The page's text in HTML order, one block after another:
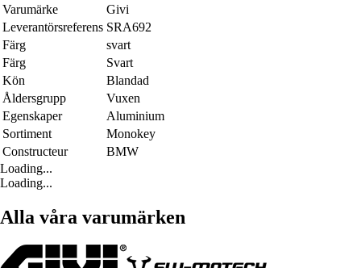
Varumärke
Givi
Leverantörsreferens SRA692
Färg
svart
Färg
Svart
Kön
Blandad
Åldersgrupp
Vuxen
Egenskaper
Aluminium
Sortiment
Monokey
Constructeur
BMW
Loading...
Loading...
Alla våra varumärken